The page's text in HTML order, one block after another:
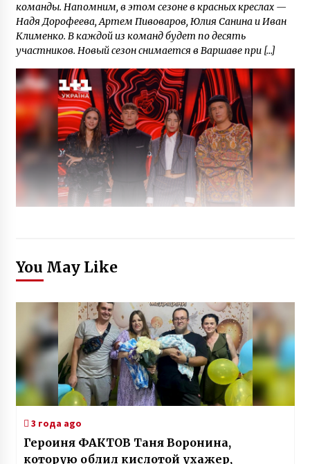
команды. Напомним, в этом сезоне в красных креслах —
Надя Дорофеева, Артем Пивоваров, Юлия Санина и Иван
Клименко. В каждой из команд будет по десять
участников. Новый сезон снимается в Варшаве при […]
You May Like
3 года ago
Героиня ФАКТОВ Таня Воронина,
которую облил кислотой ухажер,